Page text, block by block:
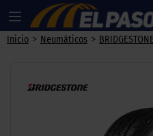
Inicio > Neumáticos > BRIDGESTONE